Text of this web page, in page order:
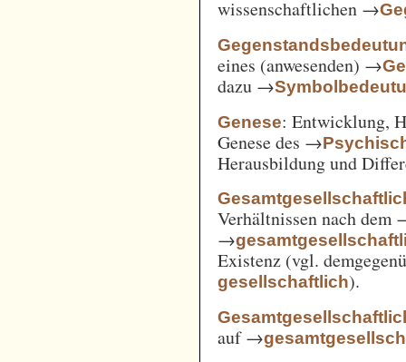
wissenschaftlichen →
eines (anwesenden) →
dazu →
Genese: Entwicklung,
Genese des →
Herausbildung und
Verhältnissen nach dem
→
Existenz (vgl.
gesellschaftlich).
auf →